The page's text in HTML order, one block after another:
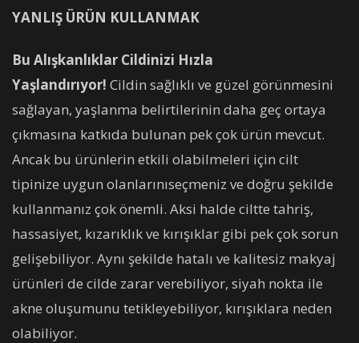
YANLIŞ ÜRÜN KULLANMAK
Bu Alışkanlıklar Cildinizi Hızla
Yaşlandırıyor! Cildin sağlıklı ve güzel görünmesini
sağlayan, yaşlanma belirtilerinin daha geç ortaya
çıkmasına katkıda bulunan pek çok ürün mevcut.
Ancak bu ürünlerin etkili olabilmeleri için cilt
tipinize uygun olanlarınıseçmeniz ve doğru şekilde
kullanmanız çok önemli. Aksi halde ciltte tahriş,
hassasiyet, kızarıklık ve kırışıklar gibi pek çok sorun
gelişebiliyor. Aynı şekilde hatalı ve kalitesiz makyaj
ürünleri de cilde zarar verebiliyor, siyah nokta ile
akne oluşumunu tetikleyebiliyor, kırışıklara neden
olabiliyor.